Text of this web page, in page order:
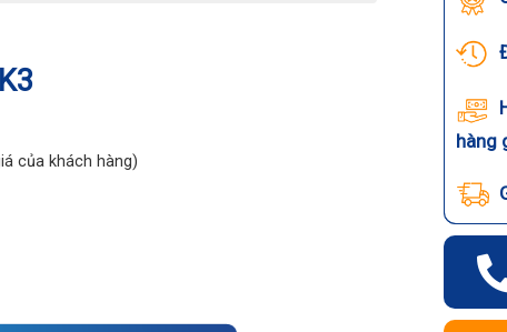
của khách hàng)
hàng